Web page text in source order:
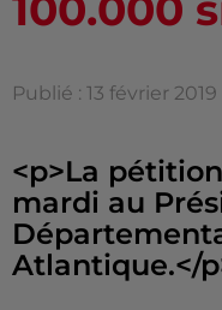
Publié : 13 février
<p>La
mardi au